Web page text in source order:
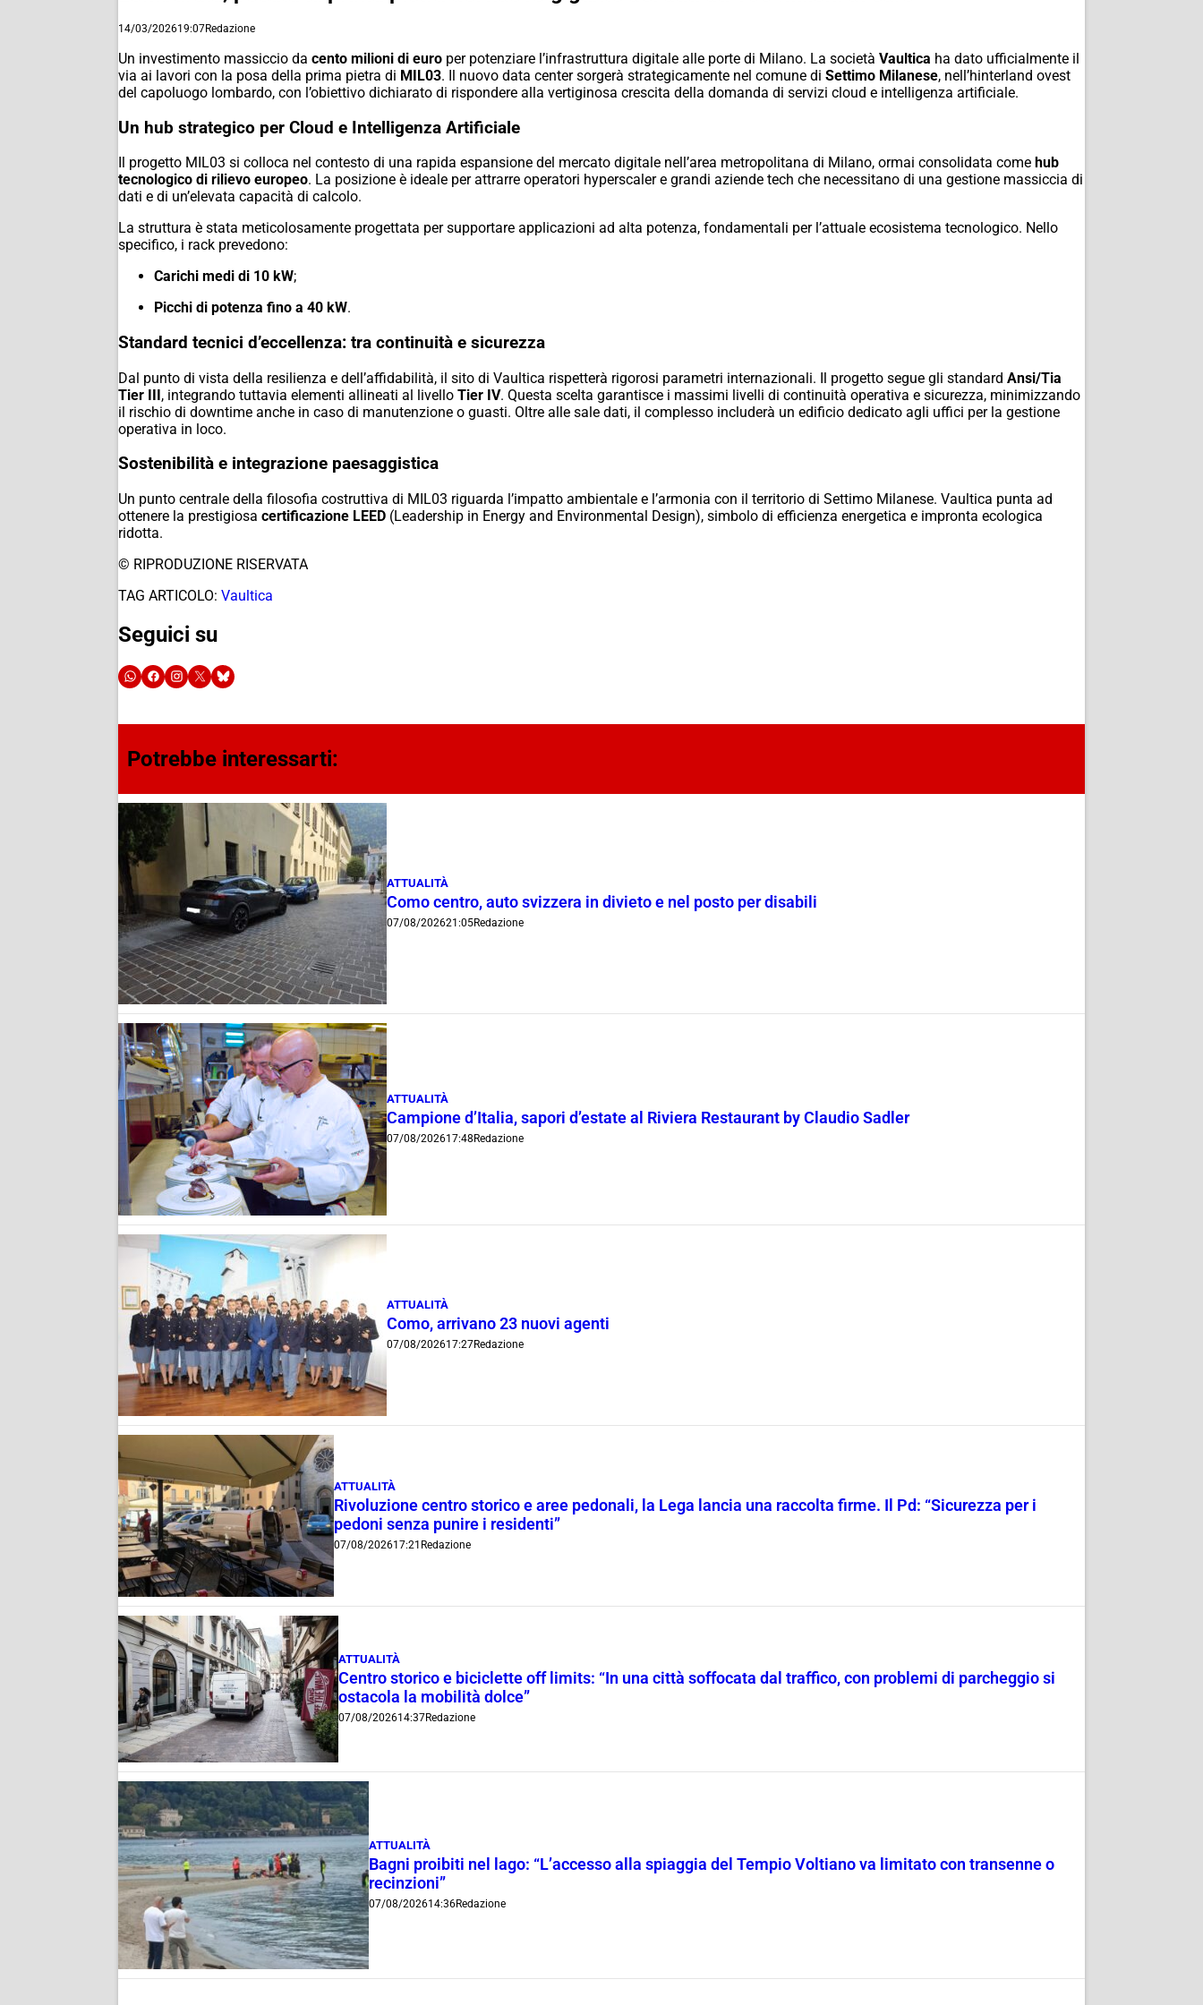
14/03/202619:07Redazione
Un investimento massiccio da cento milioni di euro per potenziare l’infrastruttura digitale alle porte di Milano. La società Vaultica ha dato ufficialmente il
via ai lavori con la posa della prima pietra di MIL03. Il nuovo data center sorgerà strategicamente nel comune di Settimo Milanese, nell’hinterland ovest
del capoluogo lombardo, con l’obiettivo dichiarato di rispondere alla vertiginosa crescita della domanda di servizi cloud e intelligenza artificiale.
Un hub strategico per Cloud e Intelligenza Artificiale
Il progetto MIL03 si colloca nel contesto di una rapida espansione del mercato digitale nell’area metropolitana di Milano, ormai consolidata come hub
tecnologico di rilievo europeo. La posizione è ideale per attrarre operatori hyperscalere grandi aziende tech che necessitano di una gestione massiccia di
dati e di un’elevata capacità di calcolo.
La struttura è stata meticolosamente progettata per supportare applicazioni ad alta potenza, fondamentali per l’attuale ecosistema tecnologico. Nello
specifico, i rack prevedono:
Carichi medi di 10 kW;
Picchi di potenza fino a 40 kW.
Standard tecnici d’eccellenza: tra continuità e sicurezza
Dal punto di vista della resilienza e dell’affidabilità, il sito di Vaultica rispetterà rigorosi parametri internazionali. Il progetto segue gli standard Ansi/Tia
Tier III, integrando tuttavia elementi allineati al livello Tier IV. Questa scelta garantisce i massimi livelli di continuità operativa e sicurezza, minimizzando
il rischio di downtime anche in caso di manutenzione o guasti. Oltre alle sale dati, il complesso includerà un edificio dedicato agli uffici per la gestione
operativa in loco.
Sostenibilità e integrazione paesaggistica
Un punto centrale della filosofia costruttiva di MIL03 riguarda l’impatto ambientale e l’armonia con il territorio di Settimo Milanese. Vaultica punta ad
ottenere la prestigiosa certificazione LEED (Leadership in Energy and Environmental Design), simbolo di efficienza energetica e impronta ecologica
ridotta.
© RIPRODUZIONE RISERVATA
TAG ARTICOLO: Vaultica
Seguici su
Potrebbe interessarti:
ATTUALITÀ
Como centro, auto svizzera in divieto e nel posto per disabili
07/08/202621:05Redazione
ATTUALITÀ
Campione d’Italia, sapori d’estate al Riviera Restaurant by Claudio Sadler
07/08/202617:48 Redazione
ATTUALITÀ
Como, arrivano 23 nuovi agenti
07/08/202617:27Redazione
ATTUALITÀ
Rivoluzione centro storico e aree pedonali, la Lega lancia una raccolta firme. Il Pd: “Sicurezza per i
pedoni senza punire i residenti”
07/08/202617:21 Redazione
ATTUALITÀ
Centro storico e biciclette off limits: “In una città soffocata dal traffico, con problemi di parcheggio si
ostacola la mobilità dolce”
07/08/202614:37Redazione
ATTUALITÀ
Bagni proibiti nel lago: “L’accesso alla spiaggia del Tempio Voltiano va limitato con transenne o
recinzioni”
07/08/202614:36Redazione